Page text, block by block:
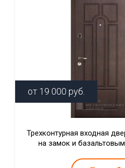
от 19 000 руб.
Трехконтурная входная
на замок и